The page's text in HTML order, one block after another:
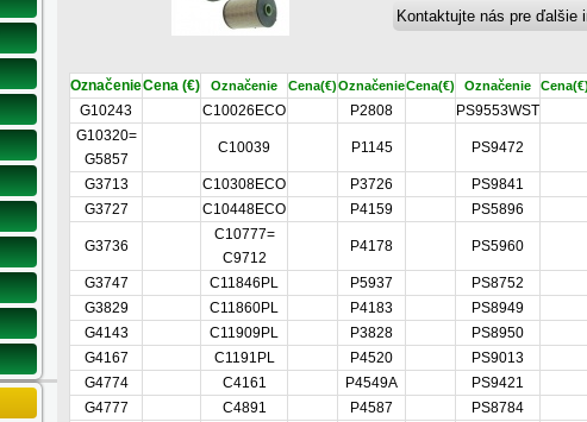
OznačenieCena (€) Označenie Cena(€)OznačenieCena(€) Označenie Cena(€)
G10243 C10026ECO P2808
PS9553WST
G10320=
G5857
C10039 P1145 PS9472
G3713 C10308ECO P3726
PS9841
G3727
C10448ECO P4159 PS5896
G3736
C10777=
C9712
P4178 PS5960
G3747 C11846PL P5937
PS8752
G3829
C11860PL P4183
PS8949
G4143
C11909PL P3828
PS8950
G4167
C1191PL P4520
PS9013
G4774
C4161 P4549A
PS9421
G4777
C4891 P4587
PS8784